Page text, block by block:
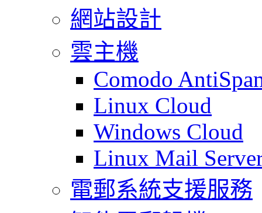
網站設計
雲主機
Comodo
Linux Cloud
Windows Cloud
Linux Mail
電郵系統支援服務